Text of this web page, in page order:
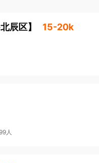
实招聘方对外劳务合作资质
辰区】 15-20k
人